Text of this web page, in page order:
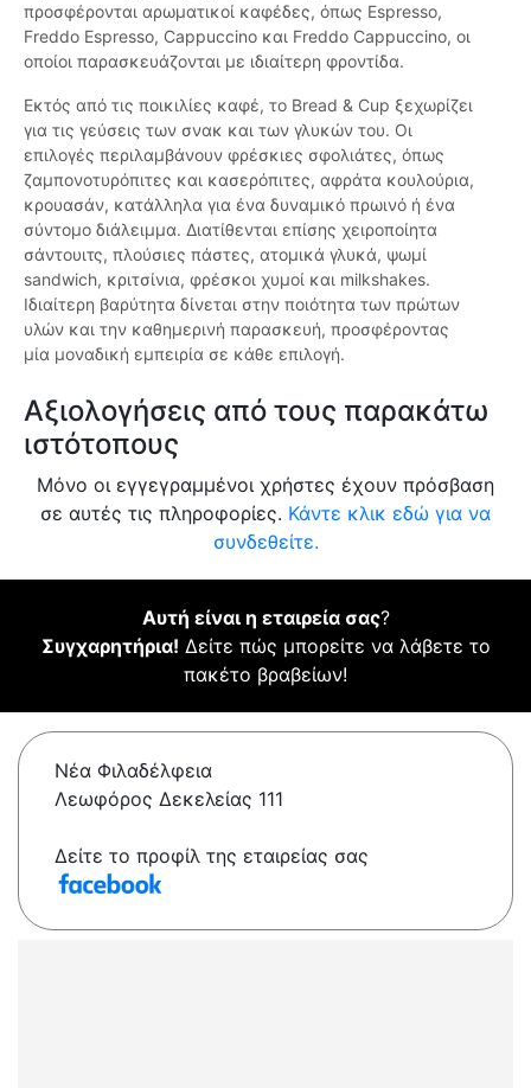
προσφέρονται αρωματικοί καφέδες, όπως Espresso,
Freddo Espresso, Cappuccino και Freddo Cappuccino, οι
οποίοι παρασκευάζονται με ιδιαίτερη φροντίδα.
Εκτός από τις ποικιλίες καφέ, το Bread & Cup ξεχωρίζει
για τις γεύσεις των σνακ και των γλυκών του. Οι
επιλογές περιλαμβάνουν φρέσκιες σφολιάτες, όπως
ζαμπονοτυρόπιτες και κασερόπιτες, αφράτα κουλούρια,
κρουασάν, κατάλληλα για ένα δυναμικό πρωινό ή ένα
σύντομο διάλειμμα. Διατίθενται επίσης χειροποίητα
σάντουιτς, πλούσιες πάστες, ατομικά γλυκά, ψωμί
sandwich, κριτσίνια, φρέσκοι χυμοί και milkshakes.
Ιδιαίτερη βαρύτητα δίνεται στην ποιότητα των πρώτων
υλών και την καθημερινή παρασκευή, προσφέροντας
μία μοναδική εμπειρία σε κάθε επιλογή.
Αξιολογήσεις από τους παρακάτω
ιστότοπους
Μόνο οι εγγεγραμμένοι χρήστες έχουν πρόσβαση
σε αυτές τις πληροφορίες. Κάντε κλικ εδώ για να
συνδεθείτε.
Αυτή είναι η εταιρεία σας?
Συγχαρητήρια! Δείτε πώς μπορείτε να λάβετε το
πακέτο βραβείων!
Νέα Φιλαδέλφεια
Λεωφόρος Δεκελείας 111
Δείτε το προφίλ της εταιρείας σας